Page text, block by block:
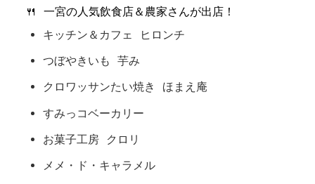
🍴 一宮の人気飲食店＆農家さんが出店！
キッチン＆カフェ ヒロンチ
つぼやきいも 芋み
クロワッサンたい焼き ほまえ庵
すみっコベーカリー
お菓子工房 クロリ
メメ・ド・キャラメル